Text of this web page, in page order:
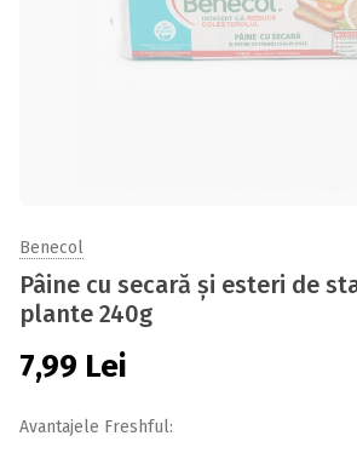
Benecol
Pâine cu secară și esteri de
plante 240g
7,99 Lei
Avantajele Freshful: